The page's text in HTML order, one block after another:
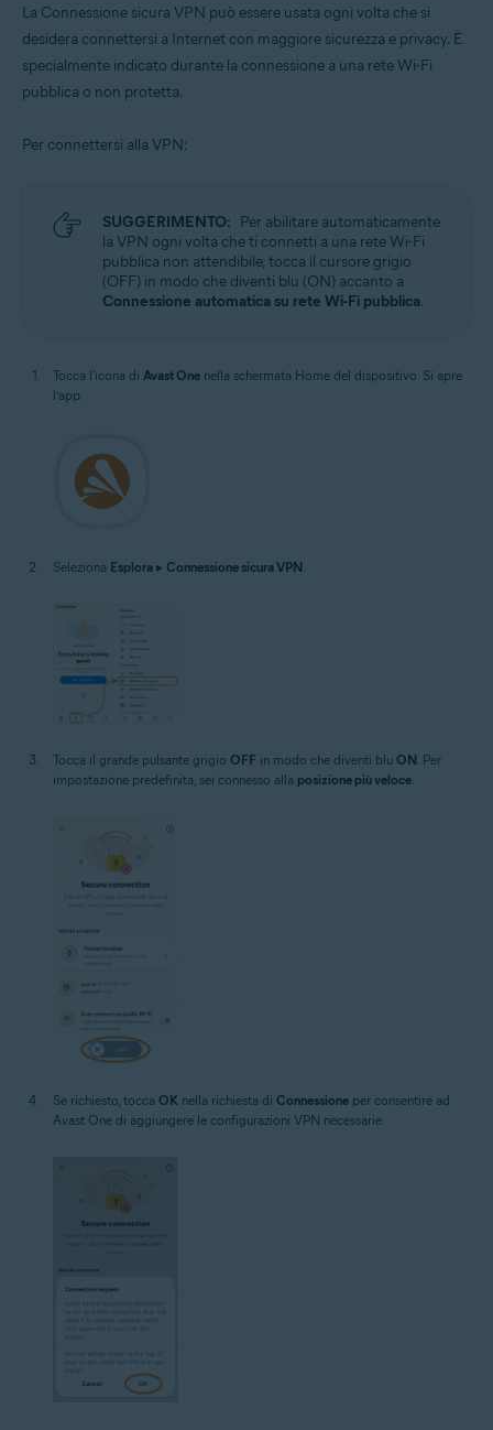
La Connessione sicura VPN può essere usata ogni volta che si
desidera connettersi a Internet con maggiore sicurezza e privacy. È
specialmente indicato durante la connessione a una rete Wi-Fi
pubblica o non protetta.
Per connettersi alla VPN:
SUGGERIMENTO: Per abilitare automaticamente
la VPN ogni volta che ti connetti a una rete Wi-Fi
pubblica non attendibile, tocca il cursore grigio
(OFF) in modo che diventi blu (ON) accanto a
Connessione automatica su rete Wi-Fi pubblica.
Tocca l'icona di Avast One nella schermata Home del dispositivo. Si apre
l’app.
Seleziona Esplora ▸ Connessione sicura VPN.
Tocca il grande pulsante grigio OFF in modo che diventi blu ON . Per
impostazione predefinita, sei connesso alla posizione più veloce
Se richiesto, tocca OK nella richiesta di Connessione per consentire ad
Avast One di aggiungere le configurazioni VPN necessarie.